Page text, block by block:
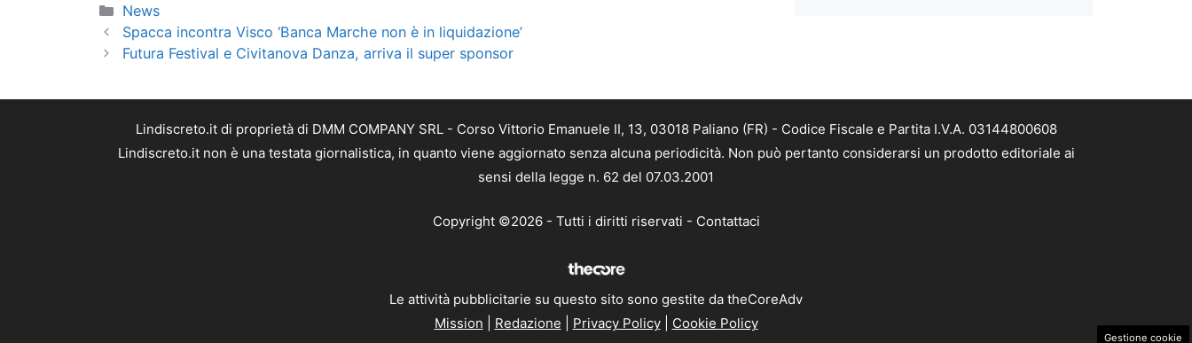
Categorie
News
Spacca incontra Visco ‘Banca Marche non è in liquidazione’
Futura Festival e Civitanova Danza, arriva il super sponsor
Lindiscreto.it di proprietà di DMM COMPANY SRL - Corso Vittorio Emanuele II, 13, 03018 Paliano (FR) - Codice Fiscale e Partita I.V.A. 03144800608
Lindiscreto.it non è una testata giornalistica, in quanto viene aggiornato senza alcuna periodicità. Non può pertanto considerarsi un prodotto editoriale ai
sensi della legge n. 62 del 07.03.2001
Copyright ©2026 - Tutti i diritti riservati - Contattaci
Le attività pubblicitarie su questo sito sono gestite da theCoreAdv
Mission
Redazione Privacy Policy| Cookie Policy
Gestione cookie